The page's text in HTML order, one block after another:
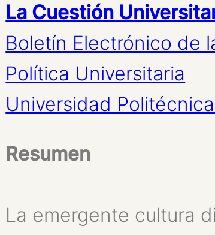
La Cuestión
Boletín Electrónico de
Política Universitaria
Universidad
Resumen
La emergente cultura